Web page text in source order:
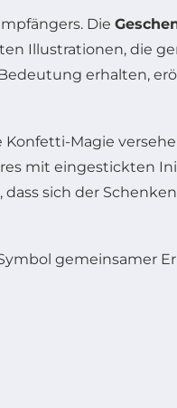
Die
Illustrationen, die
erhalten,
Magie
mit eingestickten
sich der
gemeinsamer